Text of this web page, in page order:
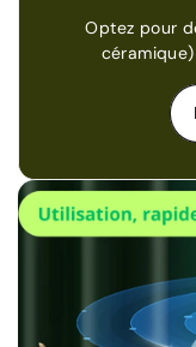
Optez pour